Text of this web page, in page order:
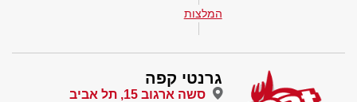
המלצות
גרנטי קפה
סשה ארגוב 15, תל אביב